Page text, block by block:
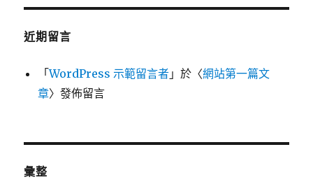
近期留言
「WordPress 示範留言者 」於〈網站第一篇文
章〉發佈留言
彙整